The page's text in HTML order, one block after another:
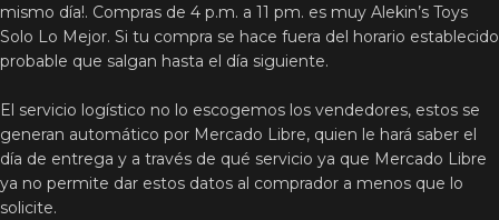
mismo día!. Compras de 4 p.m. a 11 pm. es muy Alekin’s Toys
Solo Lo Mejor. Si tu compra se hace fuera del horario establecido
probable que salgan hasta el día siguiente.
El servicio logístico no lo escogemos los vendedores, estos se
generan automático por Mercado Libre, quien le hará saber el
día de entrega y a través de qué servicio ya que Mercado Libre
ya no permite dar estos datos al comprador a menos que lo
solicite.